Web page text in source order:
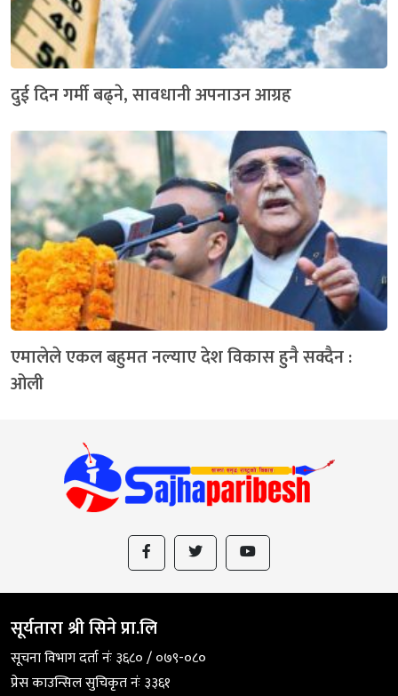
दुई दिन गर्मी बढ्ने, सावधानी अपनाउन आग्रह
एमालेले एकल बहुमत नल्याए देश विकास हुनै सक्दैन :
ओली
सूर्यतारा श्री सिने प्रा.लि
सूचना विभाग दर्ता नंः ३६८० / ०७९-०८०
प्रेस काउन्सिल सुचिकृत नंः ३३६१